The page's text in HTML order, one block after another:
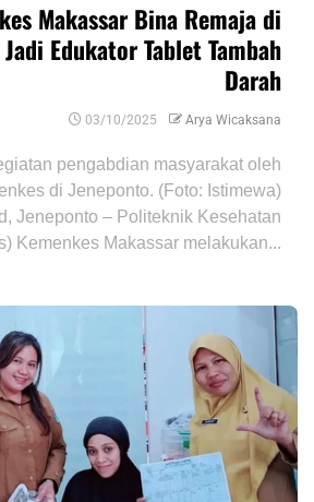
Makassar Bina Remaja di
Edukator Tablet Tambah
Darah
03/10/2025 Arya Wicaksana
pengabdian masyarakat oleh
di Jeneponto. (Foto: Istimewa)
Jeneponto – Politeknik Kesehatan
Kemenkes Makassar melakukan...